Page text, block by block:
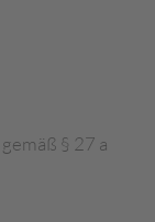
§ 27 a